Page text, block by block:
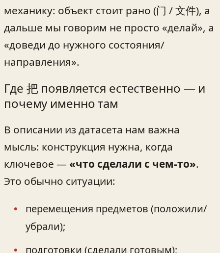
механику: объект стоит рано (门 / 文件), а
дальше мы говорим не просто «делай», а
«доведи до нужного состояния/
направления».
Где 把 появляется естественно — и
почему именно там
В описании из датасета нам важна
мысль: конструкция нужна, когда
ключевое — «что сделали с чем‑то».
Это обычно ситуации:
перемещения предметов (положили/
убрали);
подготовки (сделали готовым);